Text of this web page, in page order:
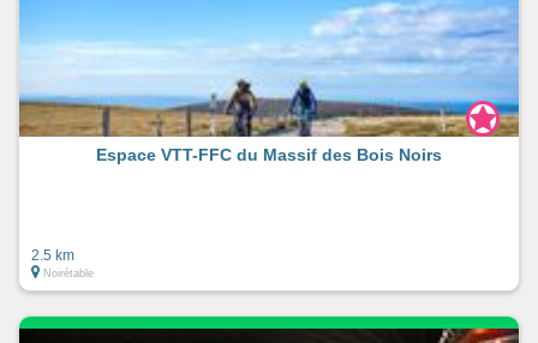
Espace VTT-FFC du Massif des Bois Noirs
2.5 km
Noirétable